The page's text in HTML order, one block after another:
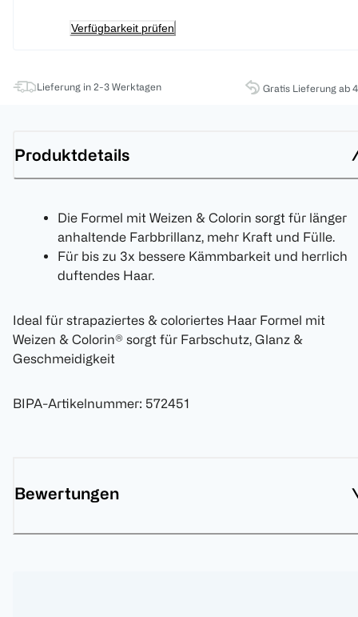
Verfügbarkeit prüfen
Lieferung in 2-3 Werktagen Gratis Lieferung ab
Produktdetails
Die Formel mit Weizen & Colorin sorgt für länger
anhaltende Farbbrillanz, mehr Kraft und Fülle.
Für bis zu 3x bessere Kämmbarkeit und herrlich
duftendes Haar.
Ideal für strapaziertes & coloriertes Haar Formel mit
Weizen & Colorin® sorgt für Farbschutz, Glanz &
Geschmeidigkeit
BIPA-Artikelnummer: 572451
Bewertungen